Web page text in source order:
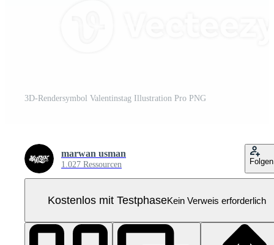
3D-Rendersymbol Valentinstag Illustration Pro PNG
marwan usman
1.027 Ressourcen Folgen
Kostenlos mit TestphaseKein Verweis erforderlich